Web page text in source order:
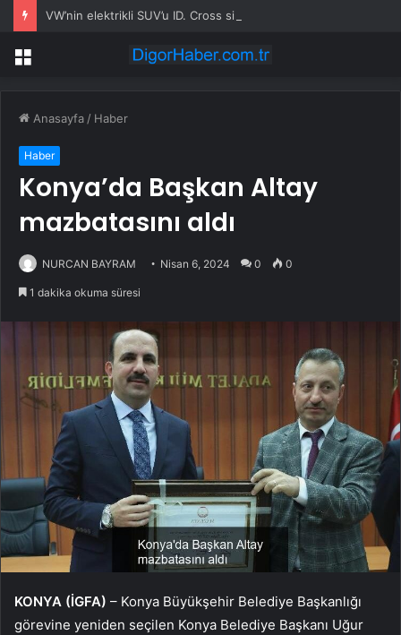
VW’nin elektrikli SUV’u ID. Cross siparişe açıldı
Menü
Anasayfa / Haber
Haber
Konya’da Başkan Altay
mazbatasını aldı
NURCAN BAYRAM Nisan 6, 2024 0 0
1 dakika okuma süresi
KONYA (İGFA) – Konya Büyükşehir Belediye Başkanlığı
görevine yeniden seçilen Konya Belediye Başkanı Uğur